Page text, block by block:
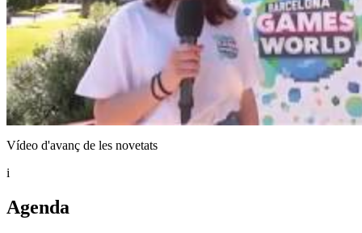
Vídeo d'avanç de les novetats
i
Agenda